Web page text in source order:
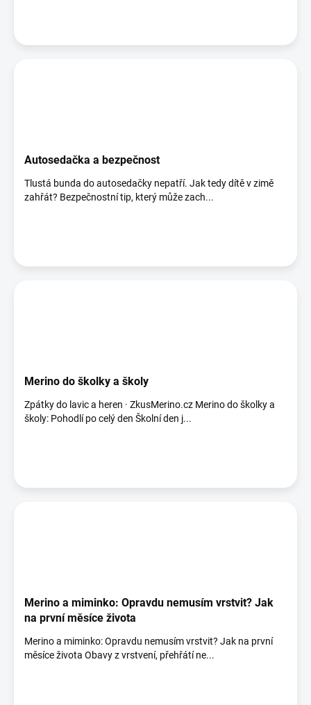
Autosedačka a bezpečnost
Tlustá bunda do autosedačky nepatří. Jak tedy dítě v zimě
zahřát? Bezpečnostní tip, který může zach...
Merino do školky a školy
Zpátky do lavic a heren · ZkusMerino.cz Merino do školky a
školy: Pohodlí po celý den Školní den j...
Merino a miminko: Opravdu nemusím vrstvit? Jak
na první měsíce života
Merino a miminko: Opravdu nemusím vrstvit? Jak na první
měsíce života Obavy z vrstvení, přehřátí ne...